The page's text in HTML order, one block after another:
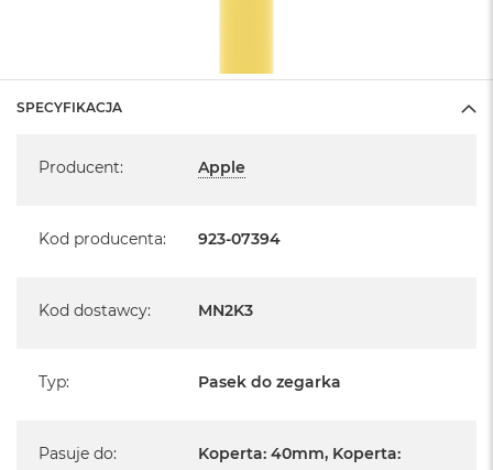
SPECYFIKACJA
Producent: Apple
Kod producenta: 923-07394
Kod dostawcy: MN2K3
Typ: Pasek do zegarka
Pasuje do:
Koperta: 40mm, Koperta: